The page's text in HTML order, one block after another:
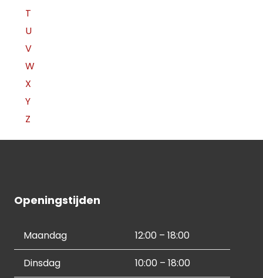
T
U
V
W
X
Y
Z
Openingstijden
Maandag 12:00 – 18:00
Dinsdag 10:00 – 18:00